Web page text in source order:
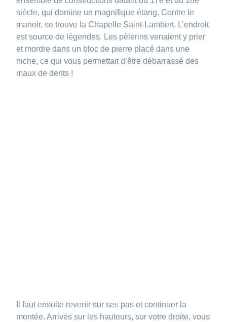
siècle, qui domine un magnifique étang. Contre le
manoir, se trouve la Chapelle Saint-Lambert. L’endroit
est source de légendes. Les pèlerins venaient y prier
et mordre dans un bloc de pierre placé dans une
niche, ce qui vous permettait d’être débarrassé des
maux de dents !
Il faut ensuite revenir sur ses pas et continuer la
montée. Arrivés sur les hauteurs, sur votre droite, vous